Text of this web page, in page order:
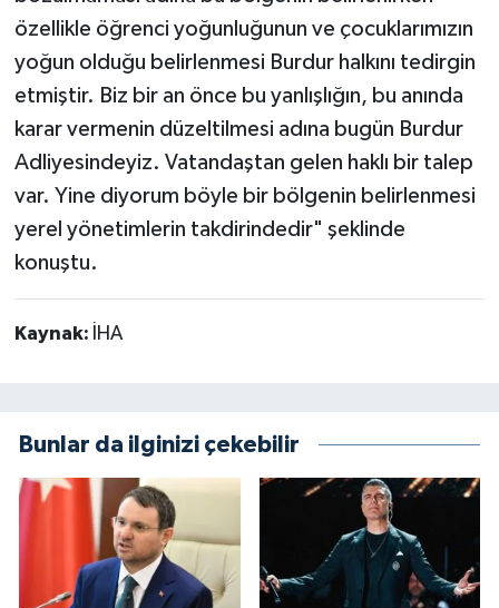
özellikle öğrenci yoğunluğunun ve çocuklarımızın
yoğun olduğu belirlenmesi Burdur halkını tedirgin
etmiştir. Biz bir an önce bu yanlışlığın, bu anında
karar vermenin düzeltilmesi adına bugün Burdur
Adliyesindeyiz. Vatandaştan gelen haklı bir talep
var. Yine diyorum böyle bir bölgenin belirlenmesi
yerel yönetimlerin takdirindedir" şeklinde
konuştu.
Kaynak: İHA
Bunlar da ilginizi çekebilir